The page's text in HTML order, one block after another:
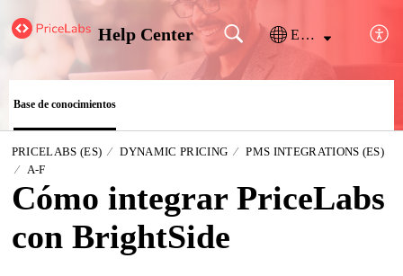
Help Center Español (España)
Base de conocimientos
PRICELABS (ES) DYNAMIC PRICING
PMS INTEGRATIONS (ES)
A-F
Cómo integrar PriceLabs
con BrightSide